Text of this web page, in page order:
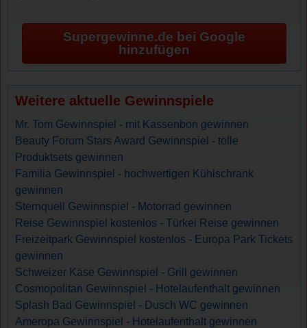
Supergewinne.de bei Google
hinzufügen
Weitere aktuelle Gewinnspiele
Mr. Tom Gewinnspiel - mit Kassenbon gewinnen
Beauty Forum Stars Award Gewinnspiel - tolle
Produktsets gewinnen
Familia Gewinnspiel - hochwertigen Kühlschrank
gewinnen
Sternquell Gewinnspiel - Motorrad gewinnen
Reise Gewinnspiel kostenlos - Türkei Reise gewinnen
Freizeitpark Gewinnspiel kostenlos - Europa Park Tickets
gewinnen
Schweizer Käse Gewinnspiel - Grill gewinnen
Cosmopolitan Gewinnspiel - Hotelaufenthalt gewinnen
Splash Bad Gewinnspiel - Dusch WC gewinnen
Ameropa Gewinnspiel - Hotelaufenthalt gewinnen